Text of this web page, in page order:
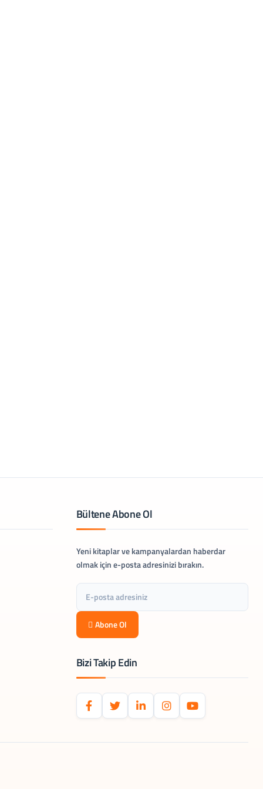
Bültene Abone Ol
Yeni kitaplar ve kampanyalardan haberdar
olmak için e-posta adresinizi bırakın.
Abone Ol
Bizi Takip Edin